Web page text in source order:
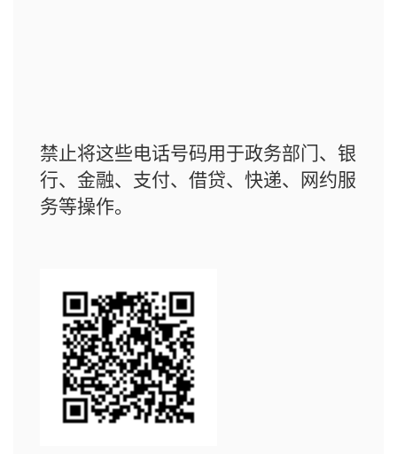
禁止将这些电话号码用于政务部门、银
行、金融、支付、借贷、快递、网约服
务等操作。